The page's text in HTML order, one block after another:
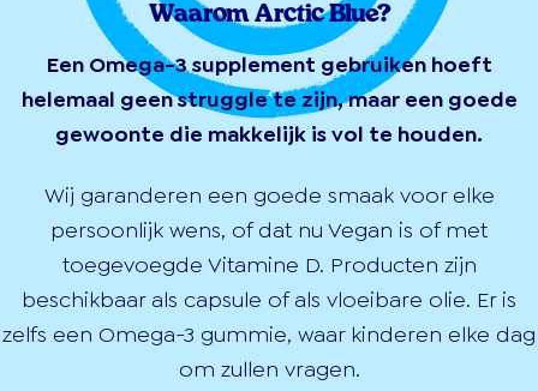
Waarom Arctic Blue?
Een Omega-3 supplement gebruiken hoeft
helemaal geen struggle te zijn, maar een goede
gewoonte die makkelijk is vol te houden.
Wij garanderen een goede smaak voor elke
persoonlijk wens, of dat nu Vegan is of met
toegevoegde Vitamine D. Producten zijn
beschikbaar als capsule of als vloeibare olie. Er is
zelfs een Omega-3 gummie, waar kinderen elke dag
om zullen vragen.